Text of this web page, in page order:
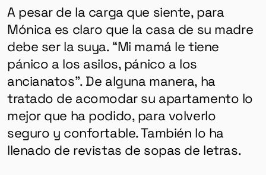
A pesar de la carga que siente, para
Mónica es claro que la casa de su madre
debe ser la suya. “Mi mamá le tiene
pánico a los asilos, pánico a los
ancianatos”. De alguna manera, ha
tratado de acomodar su apartamento lo
mejor que ha podido, para volverlo
seguro y confortable. También lo ha
llenado de revistas de sopas de letras.